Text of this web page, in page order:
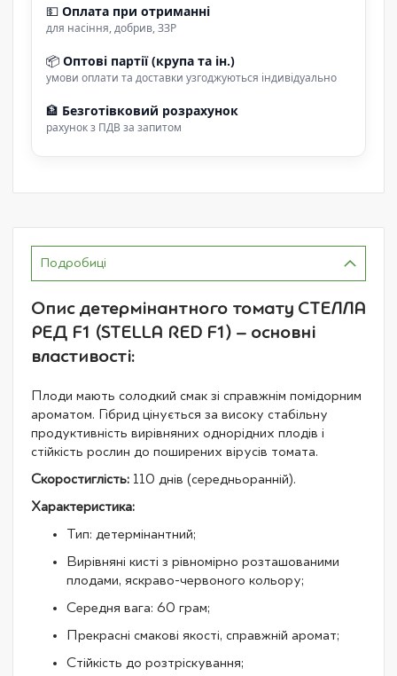
💵 Оплата при отриманні
для насіння, добрив, ЗЗР
📦 Оптові партії (крупа та ін.)
умови оплати та доставки узгоджуються індивідуально
🏦 Безготівковий розрахунок
рахунок з ПДВ за запитом
Подробиці
Опис детермінантного томату СТЕЛЛА
РЕД F1 (STELLA RED F1) – основні
властивості:
Плоди мають солодкий смак зі справжнім помідорним
ароматом. Гібрид цінується за високу стабільну
продуктивність вирівняних однорідних плодів і
стійкість рослин до поширених вірусів томата.
Скоростиглість: 110 днів (середньоранній).
Характеристика:
Тип: детермінантний;
Вирівняні кисті з рівномірно розташованими
плодами, яскраво-червоного кольору;
Середня вага: 60 грам;
Прекрасні смакові якості, справжній аромат;
Стійкість до розтріскування;